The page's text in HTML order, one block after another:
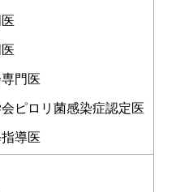
門医
ピロリ菌感染症認定医
導医